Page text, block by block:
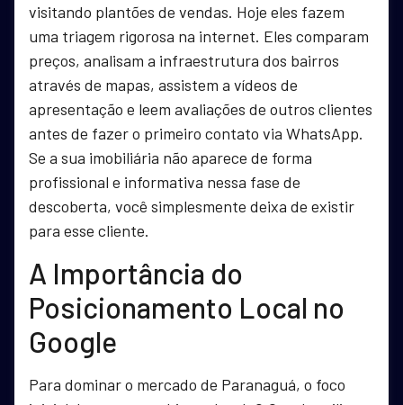
visitando plantões de vendas. Hoje eles fazem
uma triagem rigorosa na internet. Eles comparam
preços, analisam a infraestrutura dos bairros
através de mapas, assistem a vídeos de
apresentação e leem avaliações de outros clientes
antes de fazer o primeiro contato via WhatsApp.
Se a sua imobiliária não aparece de forma
profissional e informativa nessa fase de
descoberta, você simplesmente deixa de existir
para esse cliente.
A Importância do
Posicionamento Local no
Google
Para dominar o mercado de Paranaguá, o foco